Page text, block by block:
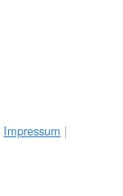
Impressum |